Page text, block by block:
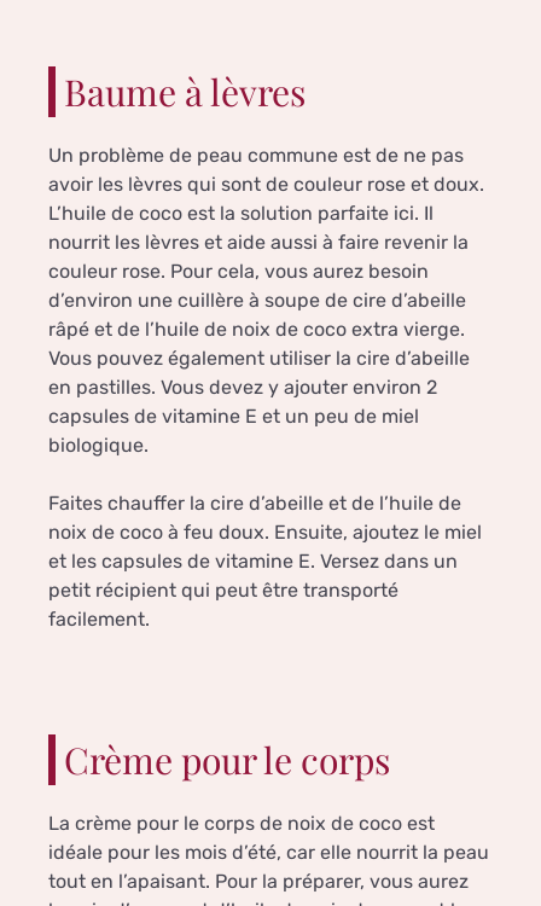
Baume à lèvres
Un problème de peau commune est de ne pas
avoir les lèvres qui sont de couleur rose et doux.
L’huile de coco est la solution parfaite ici. Il
nourrit les lèvres et aide aussi à faire revenir la
couleur rose. Pour cela, vous aurez besoin
d’environ une cuillère à soupe de cire d’abeille
râpé et de l’huile de noix de coco extra vierge.
Vous pouvez également utiliser la cire d’abeille
en pastilles. Vous devez y ajouter environ 2
capsules de vitamine E et un peu de miel
biologique.
Faites chauffer la cire d’abeille et de l’huile de
noix de coco à feu doux. Ensuite, ajoutez le miel
et les capsules de vitamine E. Versez dans un
petit récipient qui peut être transporté
facilement.
Crème pour le corps
La crème pour le corps de noix de coco est
idéale pour les mois d’été, car elle nourrit la peau
tout en l’apaisant. Pour la préparer, vous aurez